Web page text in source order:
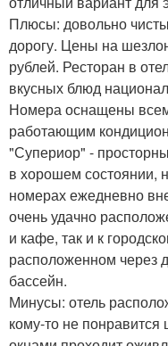
Плюсы: довольно
дорогу. Цены на
рублей. Ресторан в
вкусных блюд
Номера оснащены
работающим
"Супериор" -
в хорошем состоянии,
номерах ежедневно
очень удачно
и кафе, так и к
расположенном через
бассейн.
Минусы: отель
кому-то не